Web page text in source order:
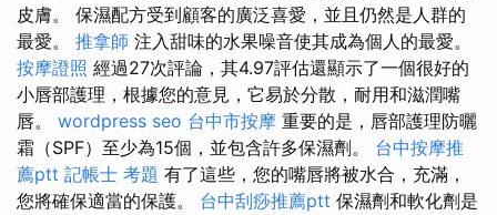
皮膚。 保濕配方受到顧客的廣泛喜愛，並且仍然是人群的
最愛。 推拿師 注入甜味的水果噪音使其成為個人的最愛。
按摩證照 經過27次評論，其4.97評估還顯示了一個很好的
小唇部護理，根據您的意見，它易於分散，耐用和滋潤嘴
唇。 wordpress seo 台中市按摩 重要的是，唇部護理防曬
霜（SPF）至少為15個，並包含許多保濕劑。 台中按摩推
薦ptt 記帳士 考題 有了這些，您的嘴唇將被水合，充滿，
您將確保適當的保護。 台中刮痧推薦ptt 保濕劑和軟化劑是